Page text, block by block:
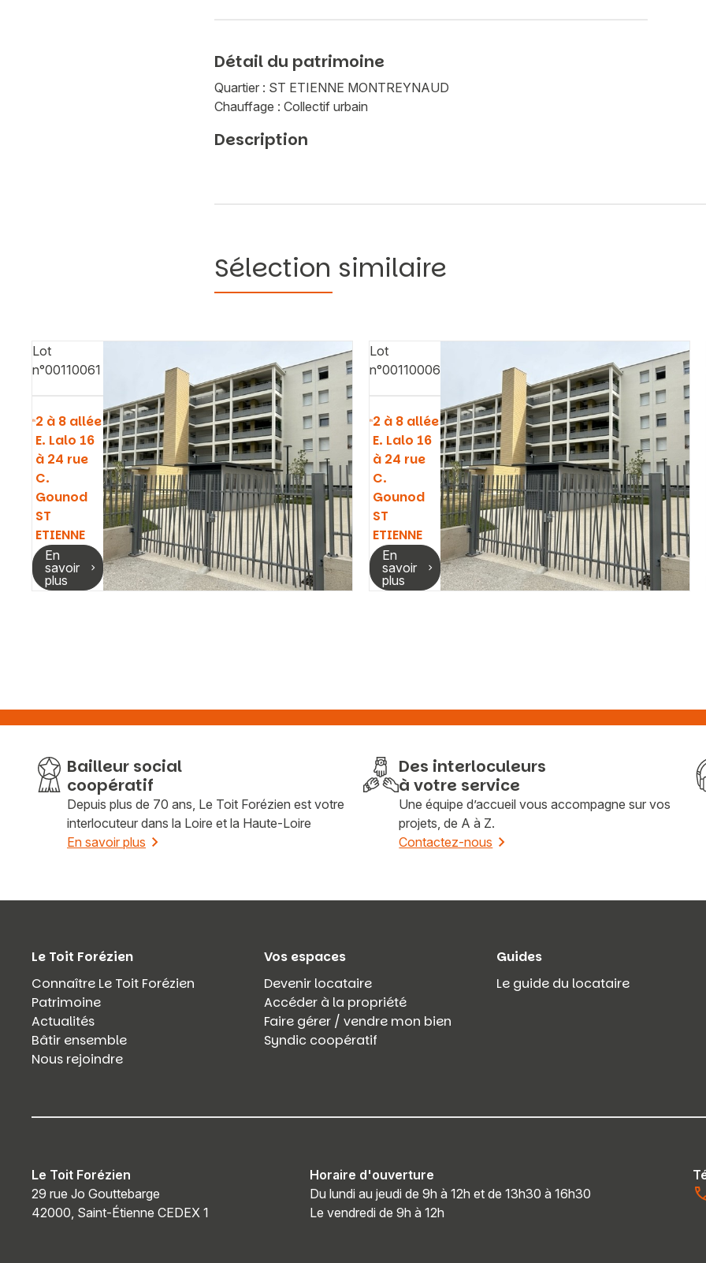
Vous recherchez&nbsp;:
Rechercher
Détail du patrimoine
Quartier : ST ETIENNE MONTREYNAUD
Chauffage : Collectif urbain
Description
Sélection similaire
Lot
n°00110061
2 à 8 allée
E. Lalo 16
à 24 rue
C.
Gounod
ST
ETIENNE
En
savoir
plus
Lot
n°00110006
2 à 8 allée
E. Lalo 16
à 24 rue
C.
Gounod
ST
ETIENNE
En
savoir
plus
Bailleur social
coopératif
Depuis plus de 70 ans, Le Toit Forézien est votre
interlocuteur dans la Loire et la Haute-Loire
En savoir plus
Des interloculeurs
à votre service
Une équipe d’accueil vous accompagne sur vos
projets, de A à Z.
Contactez-nous
Le Toit Forézien
Connaître Le Toit Forézien
Patrimoine
Actualités
Bâtir ensemble
Nous rejoindre
Vos espaces
Devenir locataire
Accéder à la propriété
Faire gérer / vendre mon bien
Syndic coopératif
Guides
Le guide du locataire
Le Toit Forézien
29 rue Jo Gouttebarge
42000, Saint-Étienne CEDEX 1
Horaire d'ouverture
Du lundi au jeudi de 9h à 12h et de 13h30 à 16h30
Le vendredi de 9h à 12h